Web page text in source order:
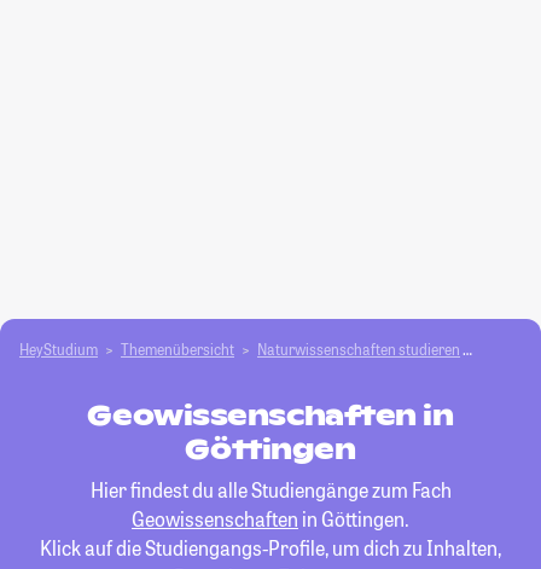
HeyStudium Themenübersicht Natur­wissenschaften studieren
Geowissenschaften in
Göttingen
Hier findest du alle Studiengänge zum Fach
Geowissenschaften in Göttingen.
Klick auf die Studiengangs-Profile, um dich zu Inhalten,